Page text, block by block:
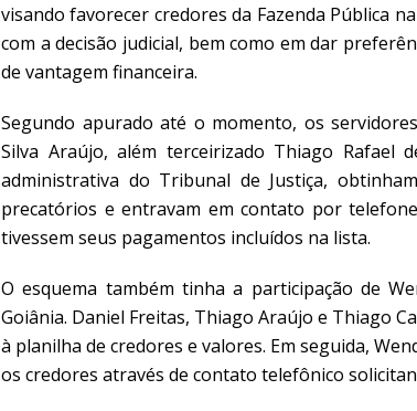
visando favorecer credores da Fazenda Pública
com a decisão judicial, bem como em dar
de vantagem financeira.
Segundo apurado até o momento, os
Silva Araújo, além terceirizado Thiago Rafael
administrativa do Tribunal de Justiça,
precatórios e entravam em contato por
tivessem seus pagamentos incluídos na lista.
O esquema também tinha a participação de
Goiânia. Daniel Freitas, Thiago Araújo e Thiago
à planilha de credores e valores. Em seguida,
os credores através de contato telefônico